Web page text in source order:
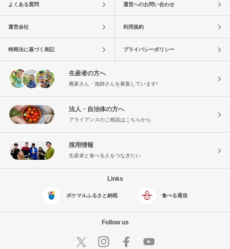
よくある質問 運営へのお問い合わせ
運営会社 利用規約
特商法に基づく表記 プライバシーポリシー
生産者の方へ
農家さん・漁師さんを募集しています!
法人・自治体の方へ
アライアンスのご相談はこちらから
採用情報
生産者と食べる人をつなぎたい
Links
ポケマルふるさと納税 食べる通信
Follow us